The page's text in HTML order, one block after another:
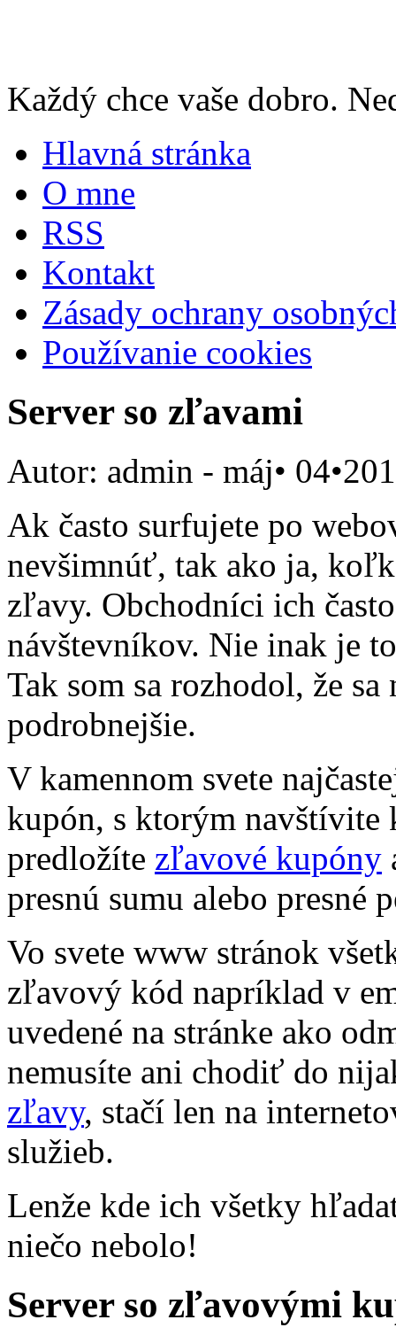
Každý chce vaše dobro.
Hlavná stránka
O mne
RSS
Kontakt
Zásady ochrany
Používanie cookies
Server so zľavami
Autor: admin - máj•
Ak často surfujete po
nevšimnúť, tak ako ja,
zľavy. Obchodníci ich
návštevníkov. Nie inak je
Tak som sa rozhodol, že
podrobnejšie.
V kamennom svete
kupón, s ktorým navštívite
predložíte zľavové kupóny
presnú sumu alebo presné
Vo svete www stránok
zľavový kód napríklad v
uvedené na stránke ako
nemusíte ani chodiť do
zľavy, stačí len na
služieb.
Lenže kde ich všetky
niečo nebolo!
Server so zľavovými